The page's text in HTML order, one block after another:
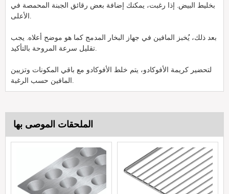
بخليط البيض. إذا رغبت، يمكنك إضافة بعض رقائق الجبنة المحمصة في
الأعلى.
بعد ذلك، يُخبز المافين في جهاز البخار المدمج كما هو موضح أعلاه. يجب
تقليل سرعة المروحة بالتأكيد.
لتحضير كريمة الأفوكادو، يتم خلط الأفوكادو مع باقي المكونات وتزيين
المافين حسب الرغبة.
الملحقات الموصى بها